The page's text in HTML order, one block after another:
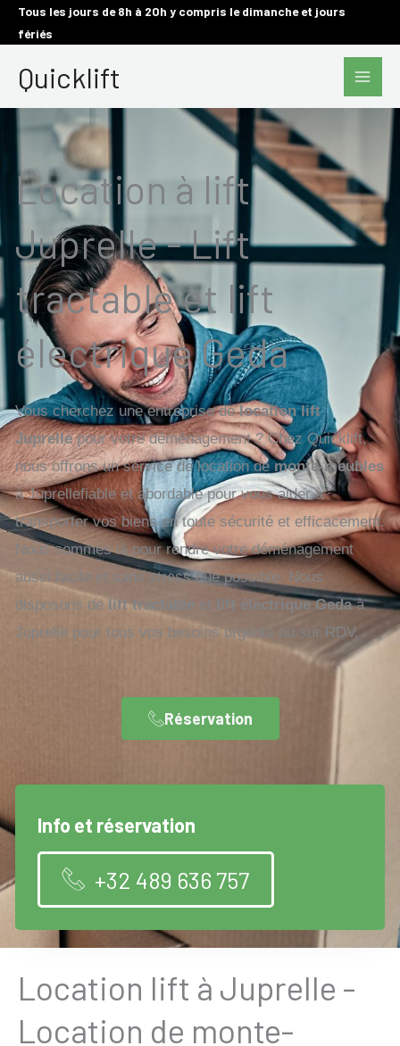
AllerTous les jours de 8h à 20h y compris le dimanche et jours
fériés
Quicklift
Main
Location à lift
Juprelle - Lift
tractable et lift
électrique Geda
Vous cherchez une entreprise delocation lift
Juprellepour votre déménagement ? Chez Quicklift,
nous offrons un service de location demonte-meubles
à Juprellefiable et abordable pour vous aider à
transporter vos biens en toute sécurité et efficacement.
Nous sommes là pour rendre votre déménagement
aussi facile et sans stress que possible. Nous
disposons de lift tractable et lift électrique Gedaà
Juprelle pour tous vos besoins urgents ou sur RDV.
Réservation
Info et réservation
+32 489 636 757
Location lift à Juprelle -
Location de monte-